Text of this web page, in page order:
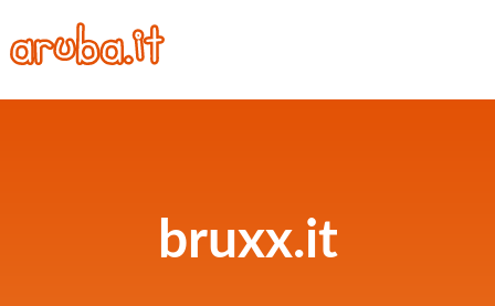
bruxx.it